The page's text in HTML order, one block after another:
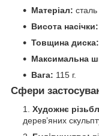
Матеріал:
Висота насічки:
Товщина диска:
Максимальна
Вага: 115 г.
Сфери
Художнє
дерев’яних